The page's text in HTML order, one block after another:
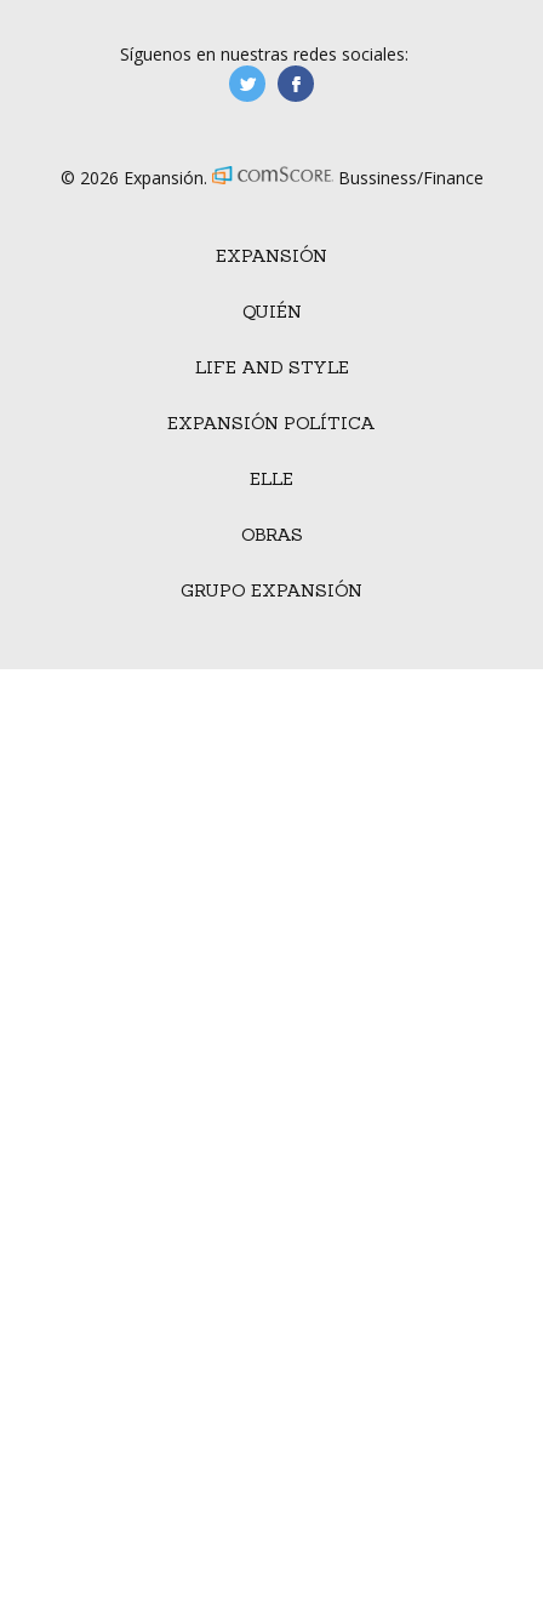
EXPANSIÓN
QUIÉN
LIFE AND STYLE
EXPANSIÓN POLÍTICA
ELLE
OBRAS
GRUPO EXPANSIÓN
Síguenos en nuestras redes sociales:
manufacturaGE
© 2026 Expansión. Bussiness/Finance